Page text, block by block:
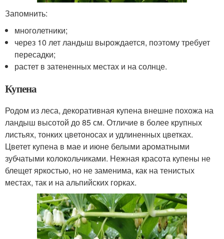
Запомнить:
многолетники;
через 10 лет ландыш вырождается, поэтому требует
пересадки;
растет в затененных местах и на солнце.
Купена
Родом из леса, декоративная купена внешне похожа на
ландыш высотой до 85 см. Отличие в более крупных
листьях, тонких цветоносах и удлиненных цветках.
Цветет купена в мае и июне белыми ароматными
зубчатыми колокольчиками. Нежная красота купены не
блещет яркостью, но не заменима, как на тенистых
местах, так и на альпийских горках.